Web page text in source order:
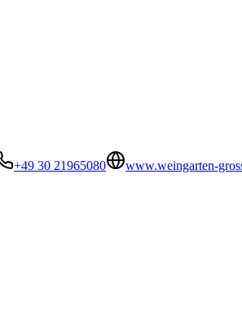
+49 30 21965080
www.weingarten-